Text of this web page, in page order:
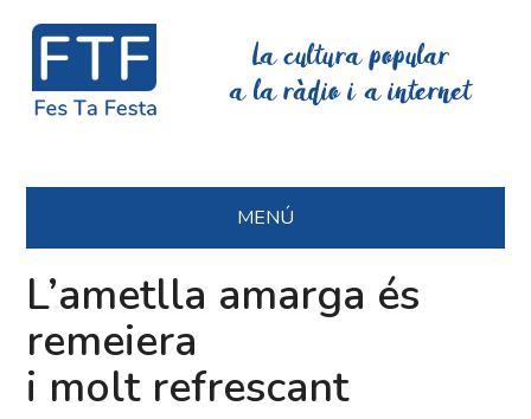
La cultura popular
a la ràdio i a internet
MENÚ
L’ametlla amarga és
remeiera
i molt refrescant